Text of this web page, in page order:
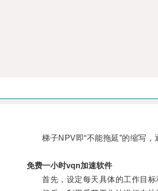
梯子NPV即“不能拖延”的缩写，
免费一小时vqn加速软件
首先，设定每天具体的工作目标